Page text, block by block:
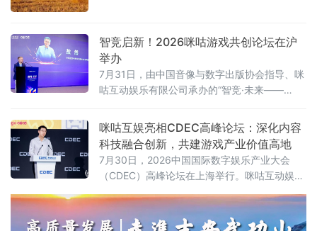
净值决策者到场参与，覆盖制造、ICT、消费、
医疗、金融等关键领域。盛夏的上海，WAIC展
览馆人潮涌动，而企业家论坛的会场内同样座
无虚席。
智竞启新！2026咪咕游戏共创论坛在沪
举办
7月31日，由中国音像与数字出版协会指导、咪
咕互动娱乐有限公司承办的“智竞·未来——
局推动高品质益智健
咪咕互娱亮相CDEC高峰论坛：深化内容
科技融合创新，共建游戏产业价值高地
7月30日，2026中国国际数字娱乐产业大会
（CDEC）高峰论坛在上海举行。咪咕互动娱乐
席论坛并发表题为《深化内容科技融合创新 共
建游戏产业价值高地》的主旨演讲，分享了咪